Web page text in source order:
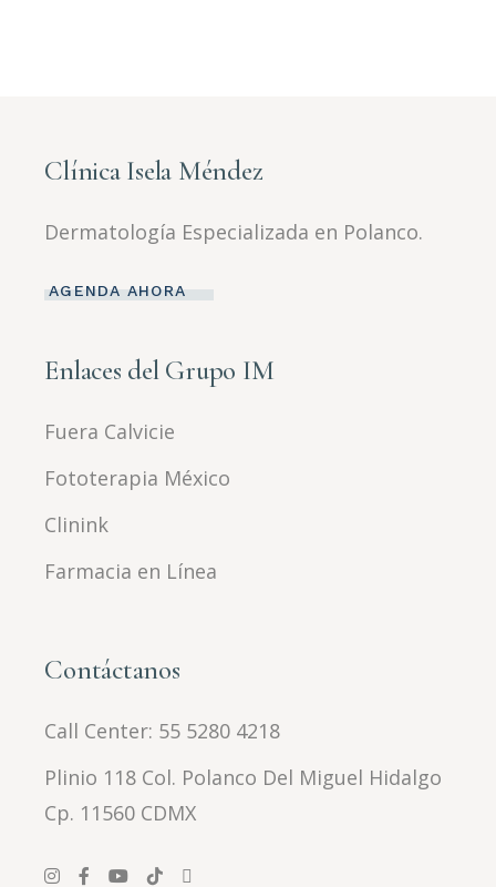
Clínica Isela Méndez
Dermatología Especializada en Polanco.
AGENDA AHORA
Enlaces del Grupo IM
Fuera Calvicie
Fototerapia México
Clinink
Farmacia en Línea
Contáctanos
Call Center: 55 5280 4218
Plinio 118 Col. Polanco Del Miguel Hidalgo
Cp. 11560 CDMX